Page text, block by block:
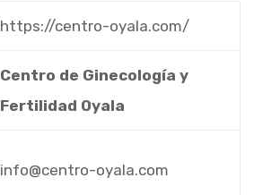
https://centro-oyala.com/
Centro de Ginecología y
Fertilidad Oyala
info@centro-oyala.com